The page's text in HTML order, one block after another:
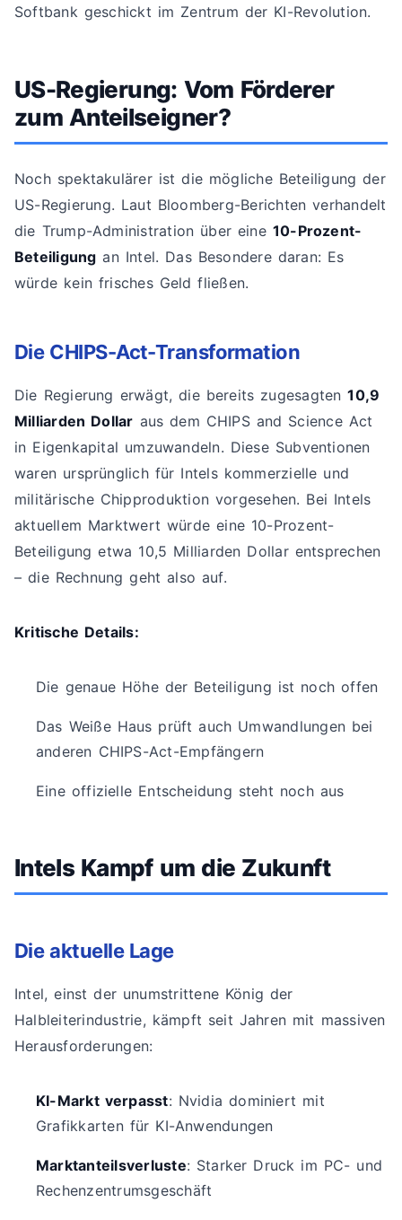
Softbank geschickt im Zentrum der KI-Revolution.
US-Regierung: Vom Förderer
zum Anteilseigner?
Noch spektakulärer ist die mögliche Beteiligung der
US-Regierung. Laut Bloomberg-Berichten verhandelt
die Trump-Administration über eine 10-Prozent-
Beteiligung an Intel. Das Besondere daran: Es
würde kein frisches Geld fließen.
Die CHIPS-Act-Transformation
Die Regierung erwägt, die bereits zugesagten10,9
Milliarden Dollar aus dem CHIPS and Science Act
in Eigenkapital umzuwandeln. Diese Subventionen
waren ursprünglich für Intels kommerzielle und
militärische Chipproduktion vorgesehen. Bei Intels
aktuellem Marktwert würde eine 10-Prozent-
Beteiligung etwa 10,5 Milliarden Dollar entsprechen
– die Rechnung geht also auf.
Kritische Details:
Die genaue Höhe der Beteiligung ist noch offen
Das Weiße Haus prüft auch Umwandlungen bei
anderen CHIPS-Act-Empfängern
Eine offizielle Entscheidung steht noch aus
Intels Kampf um die Zukunft
Die aktuelle Lage
Intel, einst der unumstrittene König der
Halbleiterindustrie, kämpft seit Jahren mit massiven
Herausforderungen:
KI-Markt verpasst: Nvidia dominiert mit
Grafikkarten für KI-Anwendungen
Marktanteilsverluste: Starker Druck im PC- und
Rechenzentrumsgeschäft